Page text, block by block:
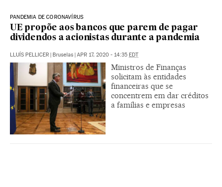
PANDEMIA DE CORONAVÍRUS
UE propõe aos bancos que parem de pagar
dividendos a acionistas durante a pandemia
LLUÍS PELLICER Bruselas APR 17, 2020 - 14:35 EDT
Ministros de Finanças
solicitam às entidades
financeiras que se
concentrem em dar créditos
a famílias e empresas